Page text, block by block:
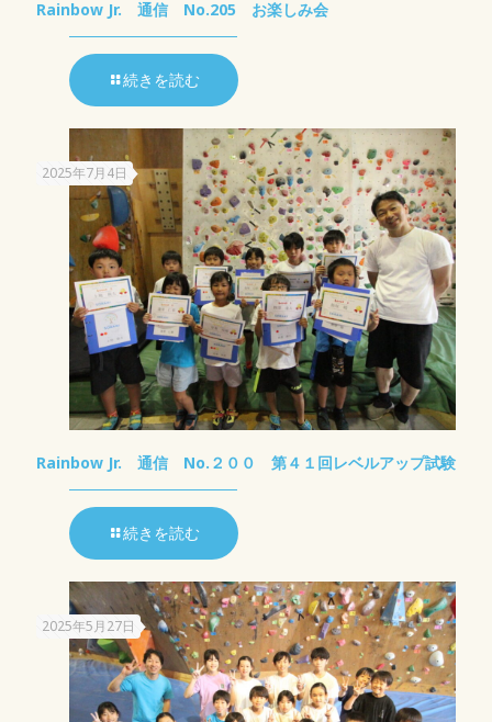
Rainbow Jr. 通信 No.205 お楽しみ会
続きを読む
2025年7月4日
Rainbow Jr. 通信 No.２００ 第４１回レベルアップ試験
続きを読む
2025年5月27日